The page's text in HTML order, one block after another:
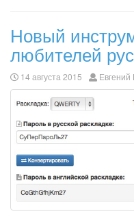
Новый
любителей
14 августа 2015 Евгений